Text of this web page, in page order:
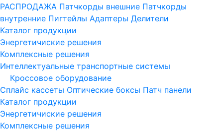
РАСПРОДАЖА Патчкорды внешние Патчкорды
внутренние Пигтейлы Адаптеры Делители
Каталог продукции
Энергетичиские решения
Комплексные решения
Интеллектуальные транспортные системы
Кроссовое оборудование
Сплайс кассеты Оптические боксы Патч панели
Каталог продукции
Энергетичиские решения
Комплексные решения